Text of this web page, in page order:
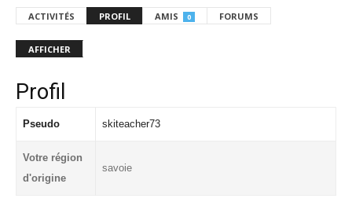
ACTIVITÉS PROFIL AMIS 0 FORUMS
AFFICHER
Profil
Pseudo skiteacher73
Votre région
d'origine
savoie